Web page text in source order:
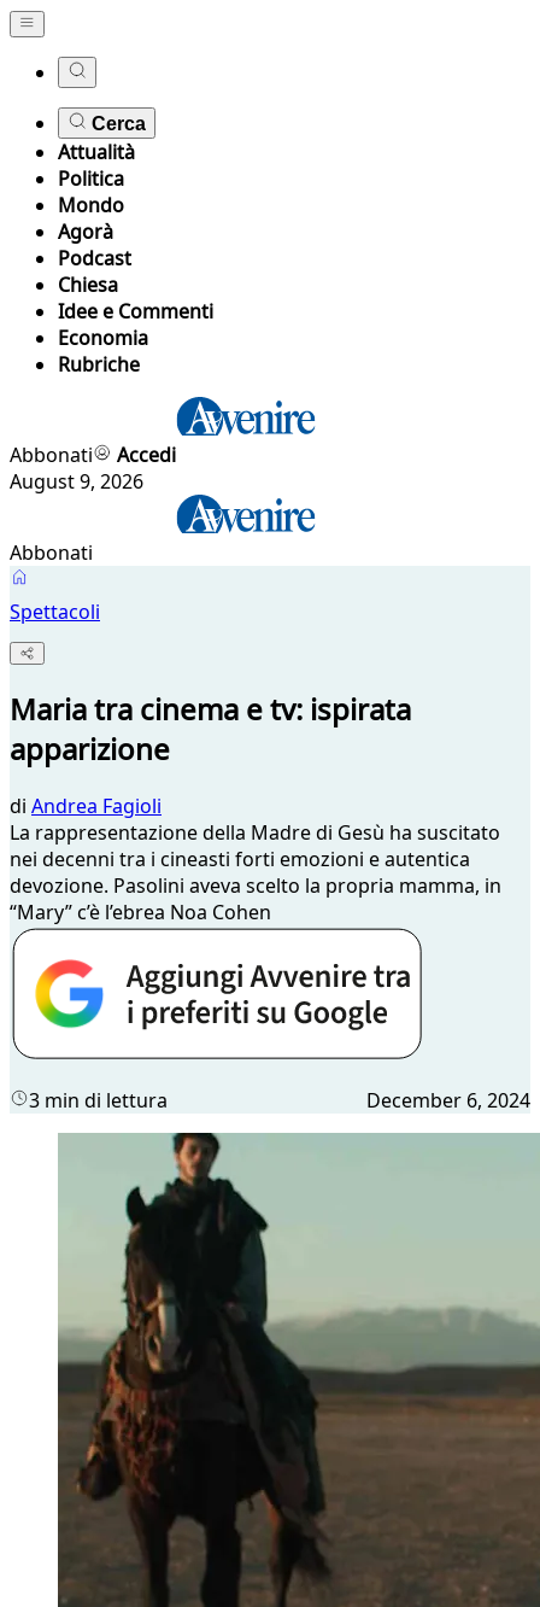
Cerca
Attualità
Politica
Mondo
Agorà
Podcast
Chiesa
Idee e Commenti
Economia
Rubriche
Abbonati
Accedi
August 9, 2026
Abbonati
Spettacoli
Maria tra cinema e tv: ispirata
apparizione
di Andrea Fagioli
La rappresentazione della Madre di Gesù ha suscitato
nei decenni tra i cineasti forti emozioni e autentica
devozione. Pasolini aveva scelto la propria mamma, in
“Mary” c’è l’ebrea Noa Cohen
3 min di lettura December 6, 2024